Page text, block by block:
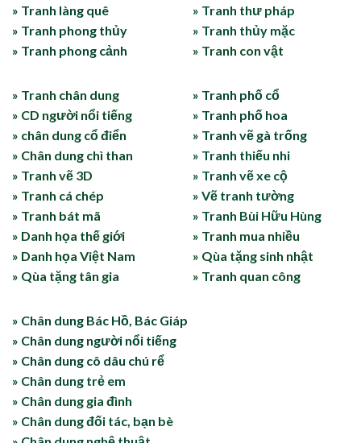
» Tranh làng quê
» Tranh phong thủy
» Tranh phong cảnh
» Tranh thư pháp
» Tranh thủy mặc
» Tranh con vật
» Tranh chân dung
» CD người nổi tiếng
» chân dung cổ điển
» Chân dung chì than
» Tranh vẽ 3D
» Tranh cá chép
» Tranh bát mã
» Danh họa thế giới
» Danh họa Việt Nam
» Qùa tặng tân gia
» Tranh phố cổ
» Tranh phố hoa
» Tranh vẽ gà trống
» Tranh thiếu nhi
» Tranh vẽ xe cộ
» Vẽ tranh tường
» Tranh Bùi Hữu Hùng
» Tranh mua nhiều
» Qùa tặng sinh nhật
» Tranh quan công
» Chân dung Bác Hồ, Bác Giáp
» Chân dung người nổi tiếng
» Chân dung cô dâu chú rể
» Chân dung trẻ em
» Chân dung gia đình
» Chân dung đối tác, bạn bè